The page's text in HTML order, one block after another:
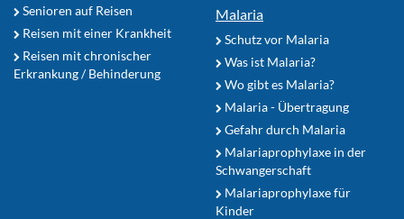
Senioren auf Reisen
Reisen mit einer Krankheit
Reisen mit chronischer
Erkrankung / Behinderung
Malaria
Schutz vor Malaria
Was ist Malaria?
Wo gibt es Malaria?
Malaria - Übertragung
Gefahr durch Malaria
Malariaprophylaxe in der
Schwangerschaft
Malariaprophylaxe für
Kinder